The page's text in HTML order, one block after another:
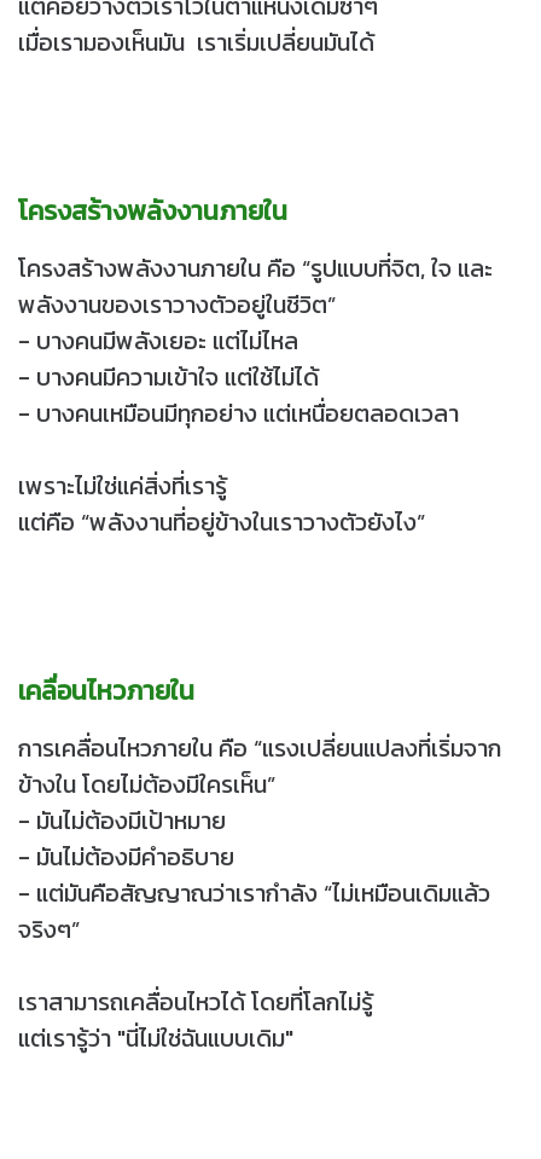
เมื่อเรามองเห็นมัน เราเริ่มเปลี่ยนมันได้
โครงสร้างพลังงานภายใน
โครงสร้างพลังงานภายใน คือ “รูปแบบที่จิต, ใจ และ
พลังงานของเราวางตัวอยู่ในชีวิต”
- บางคนมีพลังเยอะ แต่ไม่ไหล
- บางคนมีความเข้าใจ แต่ใช้ไม่ได้
- บางคนเหมือนมีทุกอย่าง แต่เหนื่อยตลอดเวลา
เพราะไม่ใช่แค่สิ่งที่เรารู้
แต่คือ “พลังงานที่อยู่ข้างในเราวางตัวยังไง”
เคลื่อนไหวภายใน
การเคลื่อนไหวภายใน คือ “แรงเปลี่ยนแปลงที่เริ่มจาก
ข้างใน โดยไม่ต้องมีใครเห็น”
- มันไม่ต้องมีเป้าหมาย
- มันไม่ต้องมีคำอธิบาย
- แต่มันคือสัญญาณว่าเรากำลัง “ไม่เหมือนเดิมแล้ว
จริงๆ”
เราสามารถเคลื่อนไหวได้ โดยที่โลกไม่รู้
แต่เรารู้ว่า "นี่ไม่ใช่ฉันแบบเดิม"